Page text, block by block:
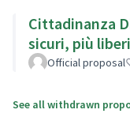
Cittadinanza
sicuri, più liberi
Official proposal
See all withdrawn